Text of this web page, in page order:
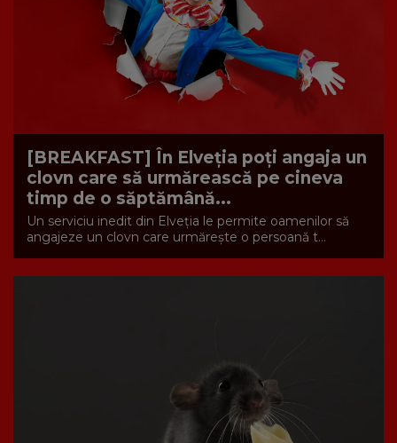
[BREAKFAST] În Elveția poți angaja un
clovn care să urmărească pe cineva
timp de o săptămână...
Un serviciu inedit din Elveția le permite oamenilor să
angajeze un clovn care urmărește o persoană t...